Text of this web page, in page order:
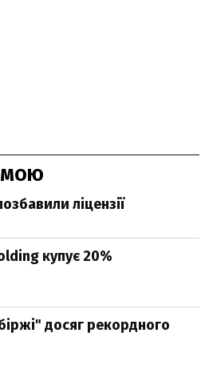
ліцензії
купує 20%
досяг рекордного